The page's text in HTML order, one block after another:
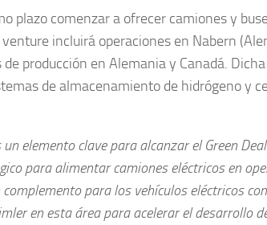
plazo comenzar a ofrecer camiones y
incluirá operaciones en Nabern
producción en Alemania y Canadá.
de almacenamiento de hidrógeno y
elemento clave para alcanzar el Green
para alimentar camiones eléctricos en
para los vehículos eléctricos
en esta área para acelerar el desarrollo